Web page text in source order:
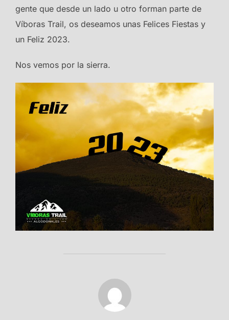
gente que desde un lado u otro forman parte de
Víboras Trail, os deseamos unas Felices Fiestas y
un Feliz 2023.
Nos vemos por la sierra.
AUTOR DE LA PUBLICACIÓN